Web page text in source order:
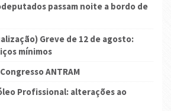
passam noite a bordo de
Greve de 12 de agosto:
mínimos
ANTRAM
Profissional: alterações ao